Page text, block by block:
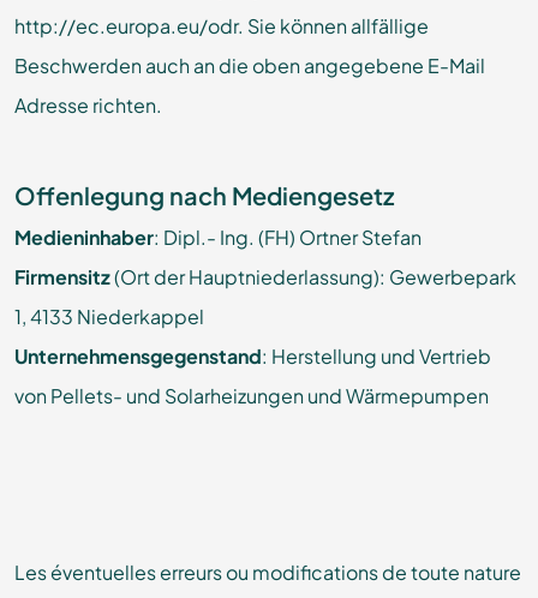
http://ec.europa.eu/odr. Sie können allfällige
Beschwerden auch an die oben angegebene E-Mail
Adresse richten.
Offenlegung nach Mediengesetz
Medieninhaber: Dipl.- Ing. (FH) Ortner Stefan
Firmensitz(Ort der Hauptniederlassung): Gewerbepark
1, 4133 Niederkappel
Unternehmensgegenstand: Herstellung und Vertrieb
von Pellets- und Solarheizungen und Wärmepumpen
Les éventuelles erreurs ou modifications de toute nature